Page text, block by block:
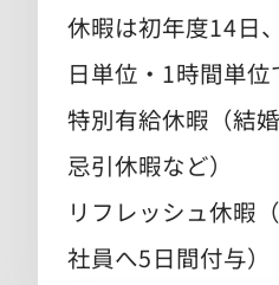
休暇は初年度14日
日単位・1時間単位
特別有給休暇（結
忌引休暇など）
リフレッシュ休暇
社員へ5日間付与）